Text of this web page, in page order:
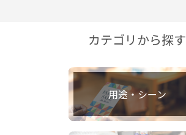
カテゴリから探す
用途・シーン